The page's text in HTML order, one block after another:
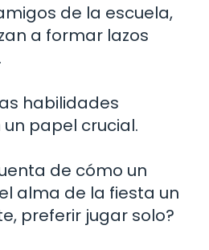
de la escuela,
a formar lazos
habilidades
papel crucial.
de cómo un
alma de la fiesta un
preferir jugar solo?